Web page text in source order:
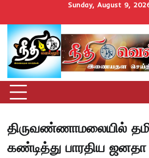
content
Sunday, August 9,
Homeசெய்திகள்
தமிழ்நாடுஅரசியல்
திருவண்ணாமலையில்
கண்டித்து பாரதிய ஜனதா